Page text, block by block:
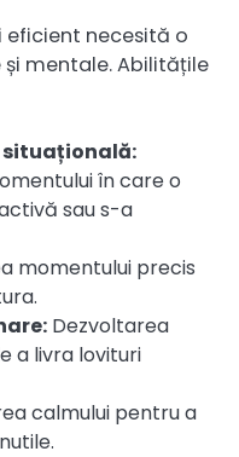
eficient necesită o
mentale. Abilitățile
în care o
sau s-a
momentului precis
Dezvoltarea
a livra lovituri
calmului pentru a